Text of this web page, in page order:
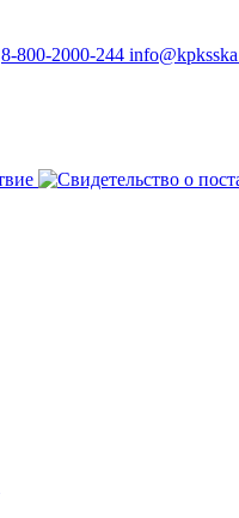
8-800-2000-244